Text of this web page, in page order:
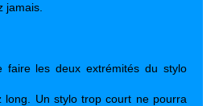
jamais.
faire les deux extrémités du stylo
long. Un stylo trop court ne pourra